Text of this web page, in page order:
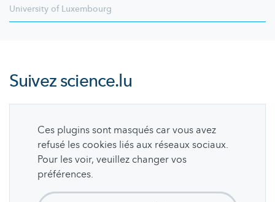
University of Luxembourg
Suivezscience.lu
Ces plugins sont masqués car vous avez
refusé les cookies liés aux réseaux sociaux.
Pour les voir, veuillez changer vos
préférences.